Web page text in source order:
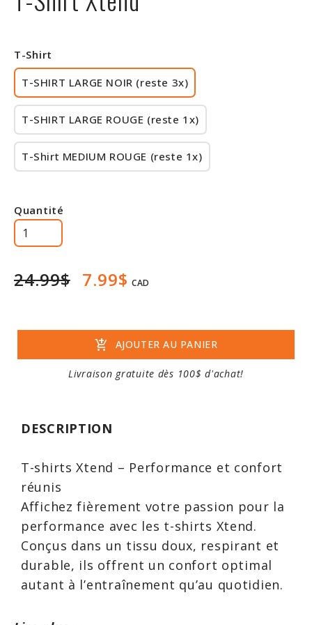
T-Shirt
T-SHIRT LARGE NOIR (reste 3x)
T-SHIRT LARGE ROUGE (reste 1x)
T-Shirt MEDIUM ROUGE (reste 1x)
Quantité
24.99$ 7.99$ CAD
add_shopping_cart AJOUTER AU PANIER
Livraison gratuite dès 100$ d'achat!
DESCRIPTION
T-shirts Xtend – Performance et confort
réunis
Affichez fièrement votre passion pour la
performance avec les t-shirts Xtend.
Conçus dans un tissu doux, respirant et
durable, ils offrent un confort optimal
autant à l’entraînement qu’au quotidien.